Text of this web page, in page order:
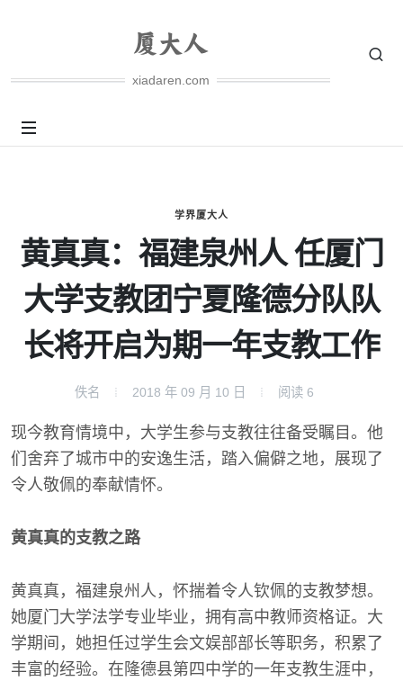
xiadaren.com
学界厦大人
黄真真：福建泉州人 任厦门
大学支教团宁夏隆德分队队
长将开启为期一年支教工作
佚名 2018 年 09 月 10 日 阅读 6
现今教育情境中，大学生参与支教往往备受瞩目。他
们舍弃了城市中的安逸生活，踏入偏僻之地，展现了
令人敬佩的奉献情怀。
黄真真的支教之路
黄真真，福建泉州人，怀揣着令人钦佩的支教梦想。
她厦门大学法学专业毕业，拥有高中教师资格证。大
学期间，她担任过学生会文娱部部长等职务，积累了
丰富的经验。在隆德县第四中学的一年支教生涯中，